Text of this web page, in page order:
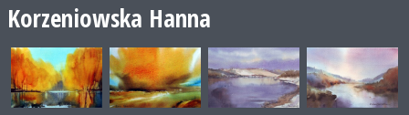
Korzeniowska Hanna